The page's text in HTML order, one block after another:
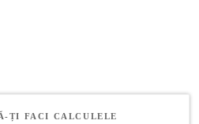
ȚI FACI CALCULELE